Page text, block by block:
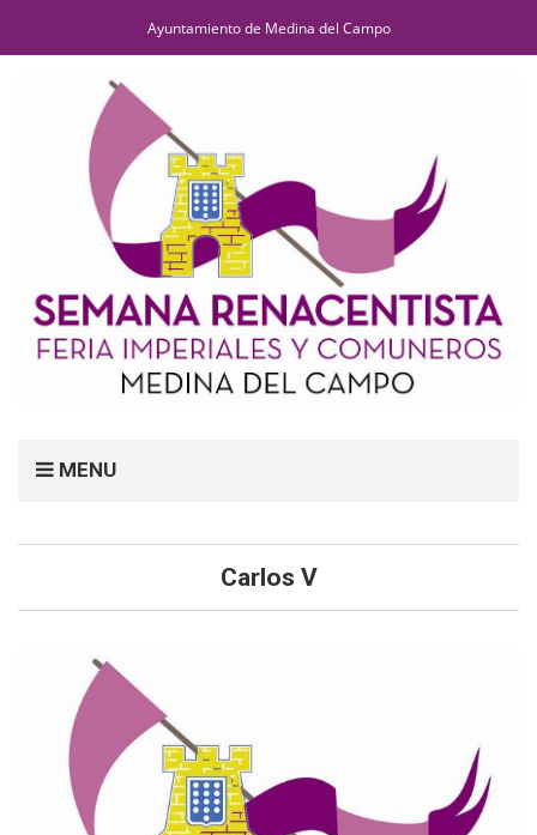
Ayuntamiento de Medina del Campo
MENU
Carlos V